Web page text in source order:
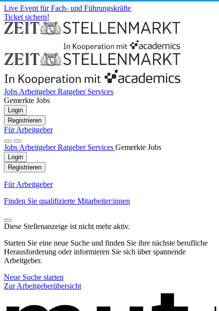
Live Event für Fach- und Führungskräfte
Ticket sichern!
Jobs ArbeitgeberRatgeber Services
Gemerkte Jobs
Login
Registrieren
Für Arbeitgeber
Jobs ArbeitgeberRatgeber Services Gemerkte Jobs
Login
Registrieren
Für Arbeitgeber
Finden Sie qualifizierte Mitarbeiter:innen
Diese Stellenanzeige ist nicht mehr aktiv.
Starten Sie eine neue Suche und finden Sie ihre nächste berufliche
Herausforderung oder informieren Sie sich über spannende
Arbeitgeber.
Neue Suche starten
Zur Arbeitgeberübersicht